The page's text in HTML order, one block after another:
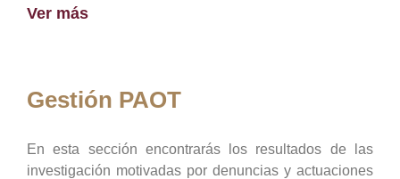
Ver más
Gestión PAOT
En esta sección encontrarás los resultados de las
investigación motivadas por denuncias y actuaciones